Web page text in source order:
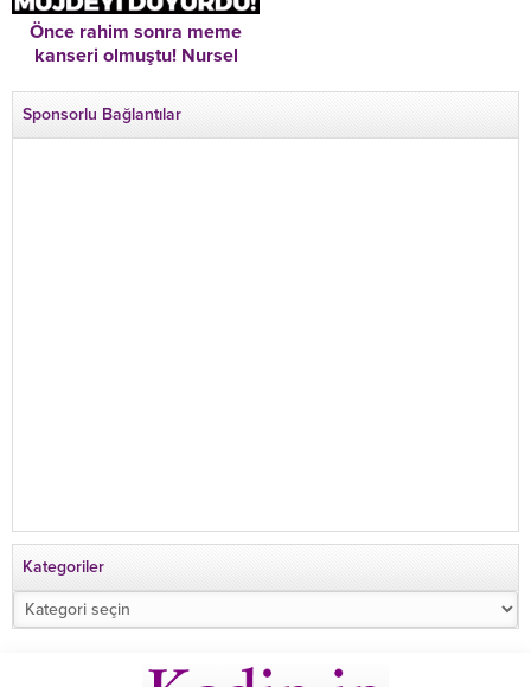
Önce rahim sonra meme
kanseri olmuştu! Nursel
Sponsorlu Bağlantılar
Kategoriler
Kategoriler